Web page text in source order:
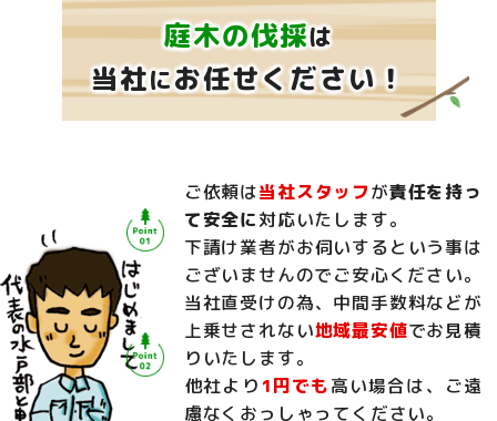
庭木の伐採は
当社にお任せください！
ご依頼は当社スタッフが責任を持っ
て安全に対応いたします。
下請け業者がお伺いするという事は
ございませんのでご安心ください。
当社直受けの為、中間手数料などが
上乗せされない地域最安値でお見積
りいたします。
他社より 1円でも高い場合は、ご遠
慮なくおっしゃってください。